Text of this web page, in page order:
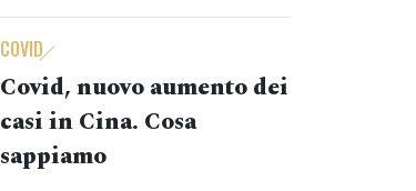
COVID
Covid, nuovo aumento dei
casi in Cina. Cosa
sappiamo